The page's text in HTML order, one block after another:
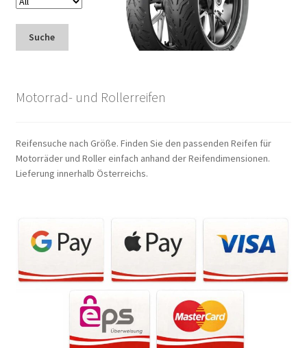
Suche
Motorrad- und Rollerreifen
Reifensuche nach Größe. Finden Sie den passenden Reifen für
Motorräder und Roller einfach anhand der Reifendimensionen.
Lieferung innerhalb Österreichs.